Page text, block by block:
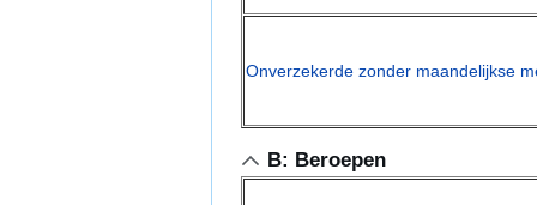
Onverzekerde zonder maandelijkse
B: Beroepen